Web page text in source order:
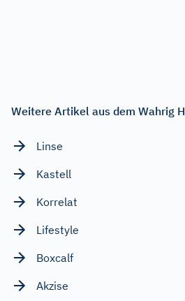
Weitere Artikel aus dem Wahrig
Linse
Kastell
Korrelat
Lifestyle
Boxcalf
Akzise